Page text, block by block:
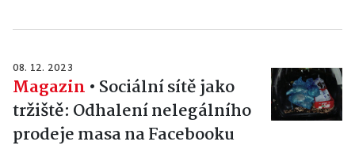
08. 12. 2023
Magazin • Sociální sítě jako
tržiště: Odhalení nelegálního
prodeje masa na Facebooku